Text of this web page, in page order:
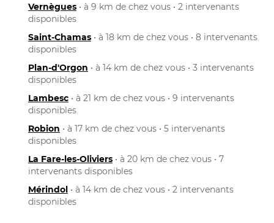
Vernègues • à 9 km de chez vous • 2 intervenants
disponibles
Saint-Chamas • à 18 km de chez vous • 8 intervenants
disponibles
Plan-d'Orgon • à 14 km de chez vous • 3 intervenants
disponibles
Lambesc • à 21 km de chez vous • 9 intervenants
disponibles
Robion • à 17 km de chez vous • 5 intervenants
disponibles
La Fare-les-Oliviers • à 20 km de chez vous • 7
intervenants disponibles
Mérindol • à 14 km de chez vous • 2 intervenants
disponibles